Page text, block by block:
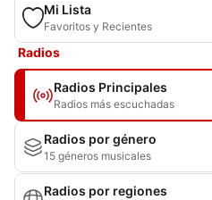
Mi Lista
Favoritos y Recientes
Radios
Radios Principales
Radios más escuchadas
Radios por género
15 géneros musicales
Radios por regiones